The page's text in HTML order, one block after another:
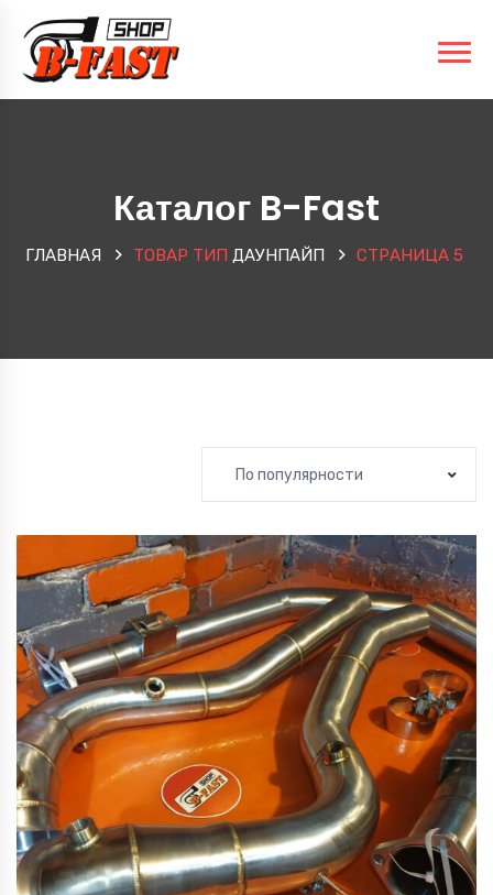
Каталог B-Fast
ГЛАВНАЯ ТОВАР ТИП ДАУНПАЙП СТРАНИЦА 5
По популярности